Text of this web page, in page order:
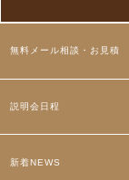
無料メール相談・お見積
説明会日程
新着NEWS